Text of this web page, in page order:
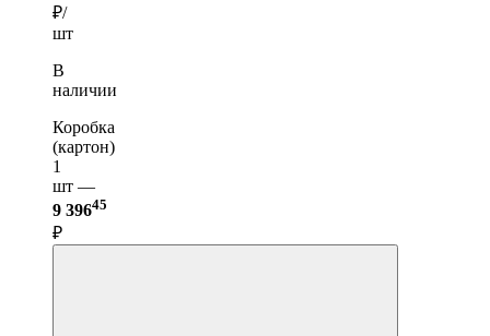
₽/
шт
В
наличии
Коробка
(картон)
1
шт —
9 39645
₽